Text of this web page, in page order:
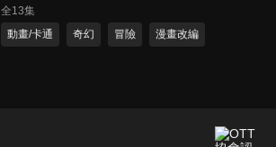
全13集
動畫/卡通
奇幻 冒險 漫畫改編